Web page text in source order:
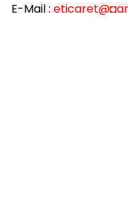
E-Mail : eticaret